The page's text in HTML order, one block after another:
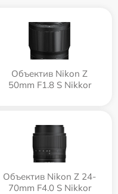
Объектив Nikon Z
50mm F1.8 S Nikkor
Объектив Nikon Z 24-
70mm F4.0 S Nikkor